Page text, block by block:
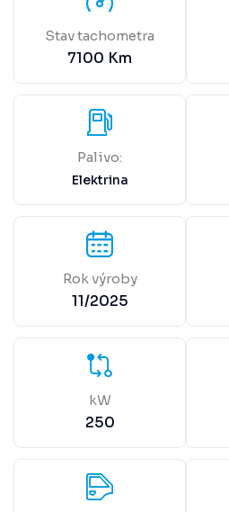
Stav tachometra
7100 Km
Palivo:
Elektrina
Rok výroby
11/2025
kW
250